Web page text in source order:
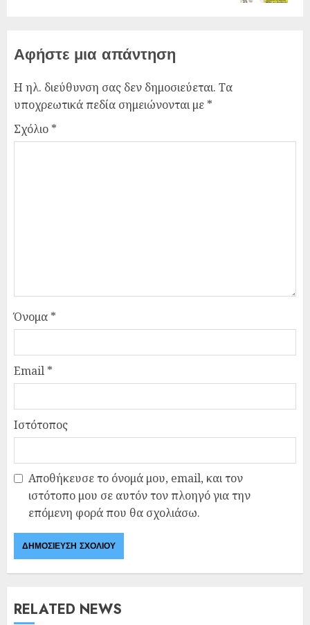
Αφήστε μια απάντηση
Η ηλ. διεύθυνση σας δεν δημοσιεύεται. Τα
υποχρεωτικά πεδία σημειώνονται με *
Σχόλιο *
Όνομα *
Email *
Ιστότοπος
Αποθήκευσε το όνομά μου, email, και τον
ιστότοπο μου σε αυτόν τον πλοηγό για την
επόμενη φορά που θα σχολιάσω.
RELATED NEWS